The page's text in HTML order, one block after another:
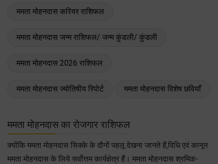
ममता मोहनदास करियर राशिफल
ममता मोहनदास जन्म राशिफल/ जन्म कुंडली/ कुंडली
ममता मोहनदास 2026 राशिफल
ममता मोहनदास ज्योतिषीय रिपोर्ट ममता मोहनदास विशेष छवियाँ
ममता मोहनदास का रोजगार राशिफल
क्योंकि ममता मोहनदास सिक्के के दौनों पहलू देखना जानते हैं,विधि एवं कानून
ममता मोहनदास के लिये सर्वोत्तम कार्यक्षेत्र हैं। ममता मोहनदास श्रमिक-